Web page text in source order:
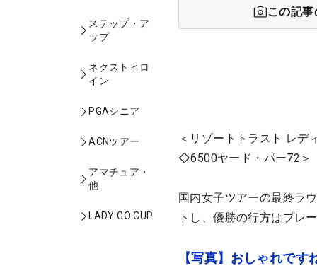
ステップ・ア
ップ
ネクストヒロ
イン
PGAシニア
ACNツアー
アマチュア・
他
LADY GO CUP
この記
＜リゾートトラスト レ
◇6500ヤード・パー72＞
国内女子ツアーの最終ラ
トし、優勝の行方はプレ
【写真】おしゃれで